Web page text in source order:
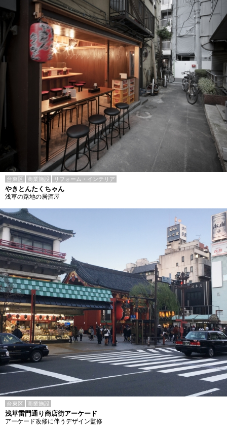
台東区 商業施設 リフォーム・インテリア
やきとんたくちゃん
浅草の路地の居酒屋
台東区 商業施設
浅草雷門通り商店街アーケード
アーケード改修に伴うデザイン監修